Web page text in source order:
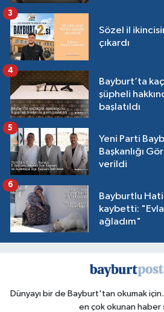
Sözel il
çıkardı
3
Bayburt’ta
şüpheli
başlatıldı
4
Yeni Parti
Başkanlığı
verildi
5
Bayburtlu
kaybetti:
ağladım"
6
Dünyayı bir de Bayburt'tan okumak
en çok okunan haber